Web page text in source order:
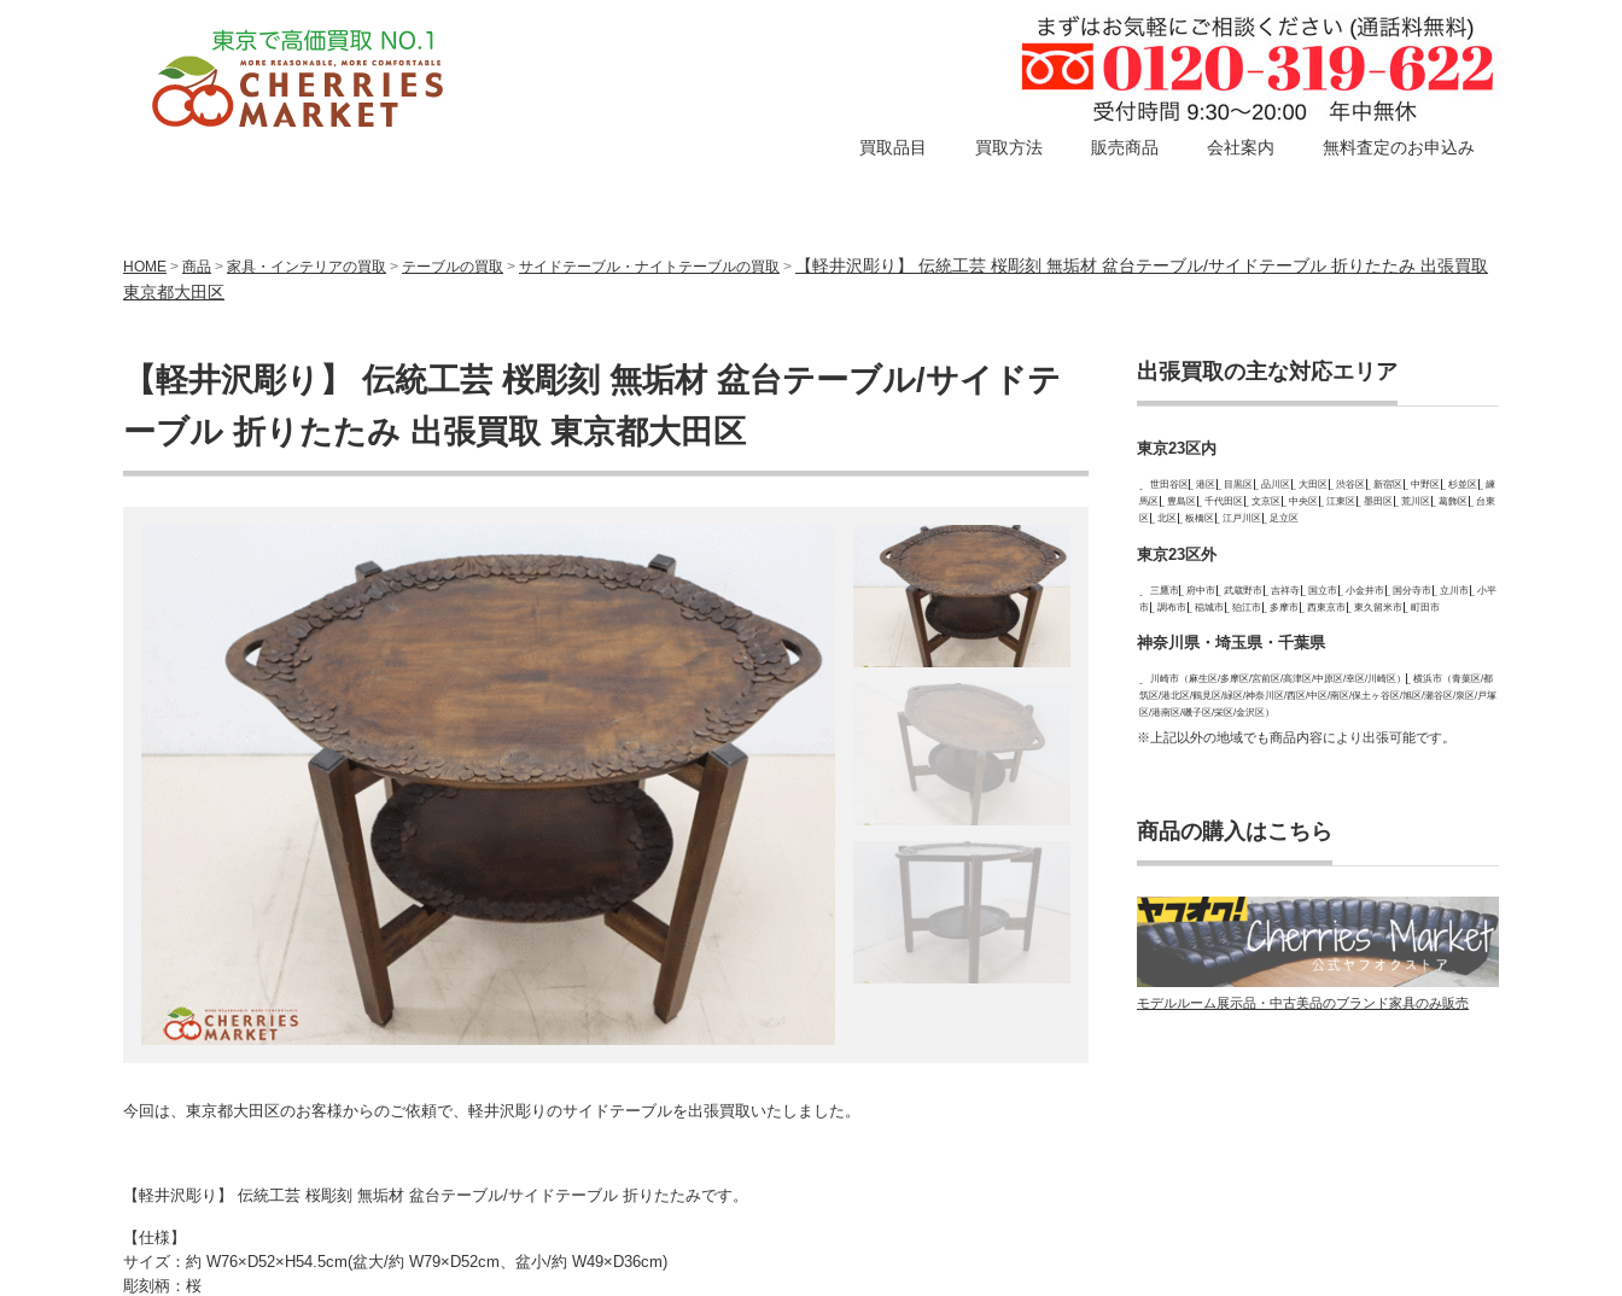
買取品目 買取方法 販売商品 会社案内 無料査定のお申込み
HOME > 商品 > 家具・インテリアの買取 > テーブルの買取 > サイドテーブル・ナイトテーブルの買取 >
【軽井沢彫り】 伝統工芸 桜彫刻 無垢材 盆台テーブル/サイドテーブル 折りたたみ 出張買取
東京都大田区
【軽井沢彫り】 伝統工芸 桜彫刻 無垢材 盆台テーブル/サイドテ
ーブル 折りたたみ 出張買取 東京都大田区
今回は、東京都大田区のお客様からのご依頼で、軽井沢彫りのサイドテーブルを出張買取いたしました。
【軽井沢彫り】 伝統工芸 桜彫刻 無垢材 盆台テーブル/サイドテーブル 折りたたみです。
【仕様】
サイズ：約 W76×D52×H54.5cm(盆大/約 W79×D52cm、盆小/約 W49×D36cm)
彫刻柄：桜
出張買取の主な対応エリア
東京23区内
世田谷区 港区 目黒区 品川区 大田区 渋谷区 新宿区 中野区 杉並区
練
馬区
豊島区 千代田区 文京区 中央区 江東区 墨田区 荒川区 葛飾区
台東
区
北区 板橋区 江戸川区 足立区
東京23区外
三鷹市 府中市 武蔵野市 吉祥寺 国立市 小金井市 国分寺市 立川市
小平
市
調布市 稲城市 狛江市 多摩市 西東京市 東久留米市 町田市
神奈川県・埼玉県・千葉県
川崎市（麻生区/多摩区/宮前区/高津区/中原区/幸区/川崎区）
横浜市（青葉区/都
筑区/港北区/鶴見区/緑区/神奈川区/西区/中区/南区/保土ヶ谷区/旭区/瀬谷区/泉区/戸塚
区/港南区/磯子区/栄区/金沢区）
※上記以外の地域でも商品内容により出張可能です。
商品の購入はこちら
モデルルーム展示品・中古美品のブランド家具のみ販売